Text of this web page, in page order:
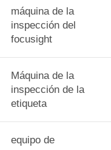
máquina de la
inspección del
focusight
Máquina de la
inspección de la
etiqueta
equipo de